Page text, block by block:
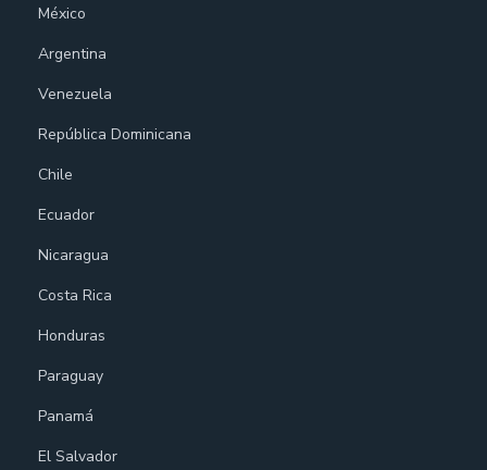
México
Argentina
Venezuela
República Dominicana
Chile
Ecuador
Nicaragua
Costa Rica
Honduras
Paraguay
Panamá
El Salvador